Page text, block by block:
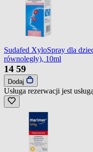
Sudafed XyloSpray dla
równoległy), 10ml
14 59
Dodaj
Usługa rezerwacji jest